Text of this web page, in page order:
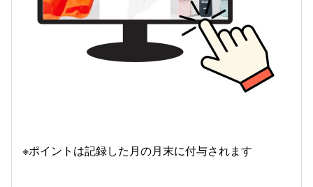
※ポイントは記録した月の月末に付与されます